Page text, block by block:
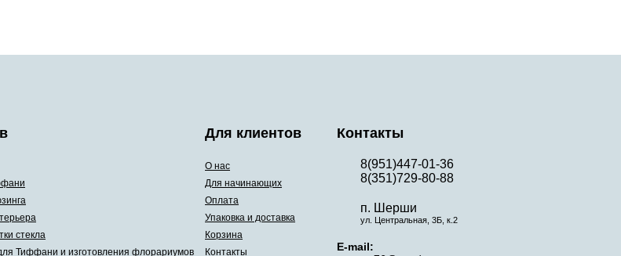
стекла
Тиффани и изготовления флорариумов
Для клиентов
О нас
Для начинающих
Оплата
Упаковка и доставка
Корзина
Контакты
Контакты
8(951)447-01-36
8(351)729-80-88
п. Шерши
ул. Центральная, 3Б, к.2
E-mail: